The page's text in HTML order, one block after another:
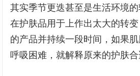
其实季节更迭甚至是生活环境
在护肤品用于上作出太大的转
的产品并持续一段时间，如果
呼吸困难，就解释原来的护肤合